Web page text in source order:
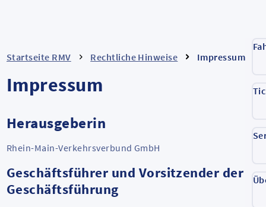
Startseite RMV Rechtliche Hinweise Impressum
Impressum
Herausgeberin
Rhein-Main-Verkehrsverbund GmbH
Geschäftsführer und Vorsitzender der
Geschäftsführung